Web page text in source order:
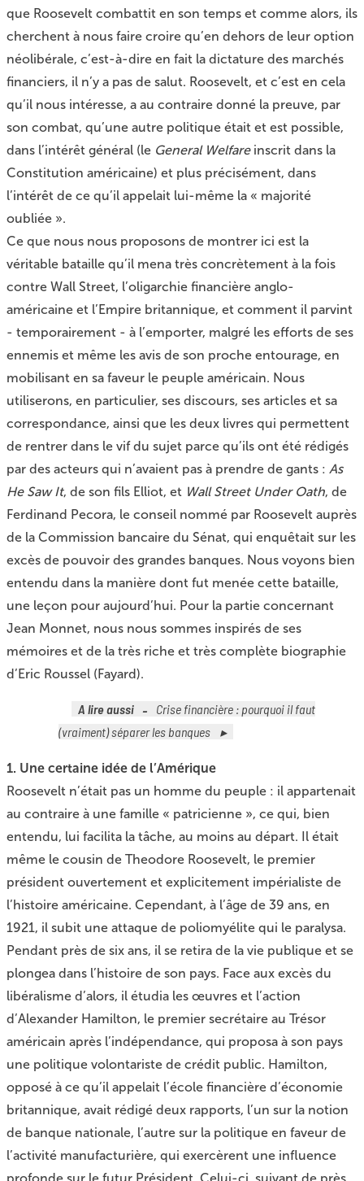
que Roosevelt combattit en son temps et comme alors, ils
cherchent à nous faire croire qu’en dehors de leur option
néolibérale, c’est-à-dire en fait la dictature des marchés
financiers, il n’y a pas de salut. Roosevelt, et c’est en cela
qu’il nous intéresse, a au contraire donné la preuve, par
son combat, qu’une autre politique était et est possible,
dans l’intérêt général (le General Welfareinscrit dans la
Constitution américaine) et plus précisément, dans
l’intérêt de ce qu’il appelait lui-même la « majorité
oubliée ».
Ce que nous nous proposons de montrer ici est la
véritable bataille qu’il mena très concrètement à la fois
contre Wall Street, l’oligarchie financière anglo-
américaine et l’Empire britannique, et comment il parvint
- temporairement - à l’emporter, malgré les efforts de ses
ennemis et même les avis de son proche entourage, en
mobilisant en sa faveur le peuple américain. Nous
utiliserons, en particulier, ses discours, ses articles et sa
correspondance, ainsi que les deux livres qui permettent
de rentrer dans le vif du sujet parce qu’ils ont été rédigés
par des acteurs qui n’avaient pas à prendre de gants : As
He Saw It, de son fils Elliot, et Wall Street Under Oath, de
Ferdinand Pecora, le conseil nommé par Roosevelt auprès
de la Commission bancaire du Sénat, qui enquêtait sur les
excès de pouvoir des grandes banques. Nous voyons bien
entendu dans la manière dont fut menée cette bataille,
une leçon pour aujourd’hui. Pour la partie concernant
Jean Monnet, nous nous sommes inspirés de ses
mémoires et de la très riche et très complète biographie
d’Eric Roussel (Fayard).
A lire aussi
Crise financière : pourquoi il faut
(vraiment) séparer les banques
1. Une certaine idée de l’Amérique
Roosevelt n’était pas un homme du peuple : il appartenait
au contraire à une famille « patricienne », ce qui, bien
entendu, lui facilita la tâche, au moins au départ. Il était
même le cousin de Theodore Roosevelt, le premier
président ouvertement et explicitement impérialiste de
l’histoire américaine. Cependant, à l’âge de 39 ans, en
1921, il subit une attaque de poliomyélite qui le paralysa.
Pendant près de six ans, il se retira de la vie publique et se
plongea dans l’histoire de son pays. Face aux excès du
libéralisme d’alors, il étudia les œuvres et l’action
d’Alexander Hamilton, le premier secrétaire au Trésor
américain après l’indépendance, qui proposa à son pays
une politique volontariste de crédit public. Hamilton,
opposé à ce qu’il appelait l’école financière d’économie
britannique, avait rédigé deux rapports, l’un sur la notion
de banque nationale, l’autre sur la politique en faveur de
l’activité manufacturière, qui exercèrent une influence